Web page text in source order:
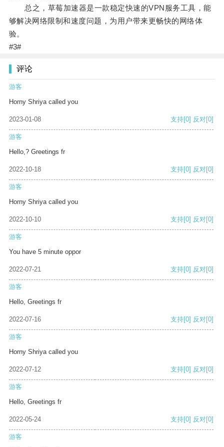
总之，草莓加速器是一款稳定快速的VPN服务工具，能
够解决网络限制和速度问题，为用户带来更畅快的网络体
验。
#3#
评论
游客
Horny Shriya called you
2023-01-08 支持[0] 反对[0]
游客
Hello,? Greetings fr
2022-10-18 支持[0] 反对[0]
游客
Horny Shriya called you
2022-10-10 支持[0] 反对[0]
游客
You have 5 minute oppor
2022-07-21 支持[0] 反对[0]
游客
Hello, Greetings fr
2022-07-16 支持[0] 反对[0]
游客
Horny Shriya called you
2022-07-12 支持[0] 反对[0]
游客
Hello, Greetings fr
2022-05-24 支持[0] 反对[0]
游客